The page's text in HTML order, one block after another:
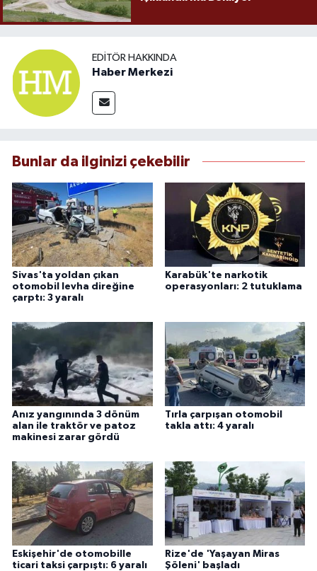
EDITÖR HAKKINDA
Haber Merkezi
Bunlar da ilginizi çekebilir
Sivas'ta yoldan çıkan
otomobil levha direğine
çarptı: 3 yaralı
Karabük'te narkotik
operasyonları: 2 tutuklama
Anız yangınında 3 dönüm
alan ile traktör ve patoz
makinesi zarar gördü
Tırla çarpışan otomobil
takla attı: 4 yaralı
Eskişehir'de otomobille
ticari taksi çarpıştı: 6 yaralı
Rize'de 'Yaşayan Miras
Şöleni' başladı